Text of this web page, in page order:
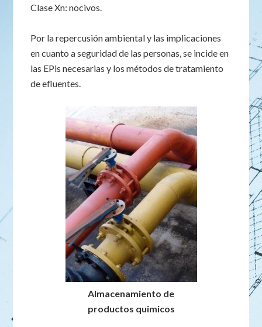
Clase Xn: nocivos.
Por la repercusión ambiental y las implicaciones
en cuanto a seguridad de las personas, se incide en
las EPis necesarias y los métodos de tratamiento
de efluentes.
Almacenamiento de
productos quimicos